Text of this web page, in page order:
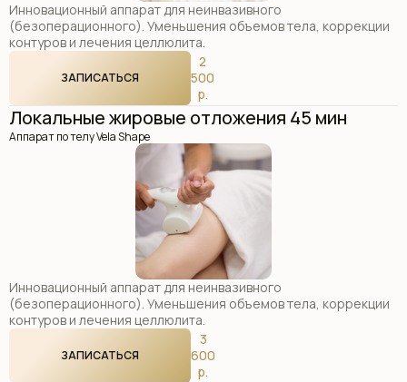
Инновационный аппарат для неинвазивного
(безоперационного). Уменьшения объемов тела, коррекции
контуров и лечения целлюлита.
2
500
р.
ЗАПИСАТЬСЯ
Локальные жировые отложения 45 мин
Аппарат по телу Vela Shape
Инновационный аппарат для неинвазивного
(безоперационного). Уменьшения объемов тела, коррекции
контуров и лечения целлюлита.
3
600
р.
ЗАПИСАТЬСЯ